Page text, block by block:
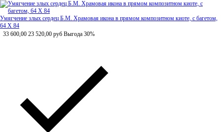
Умягчение злых сердец Б.М. Храмовая икона в прямом композитном киоте, с багетом,
64 Х 84
33 600,00 23 520,00 руб Выгода 30%